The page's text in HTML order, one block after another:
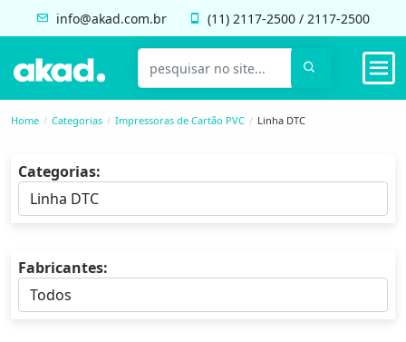
info@akad.com.br (11) 2117-2500 / 2117-2500
Home Categorias Impressoras de Cartão PVC Linha DTC
Categorias:
Fabricantes: